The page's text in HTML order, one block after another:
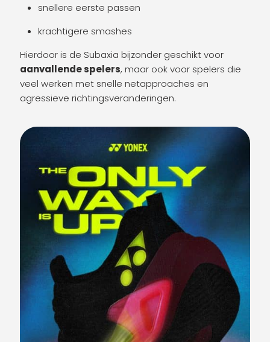
snellere eerste passen
krachtigere smashes
Hierdoor is de Subaxia bijzonder geschikt voor
aanvallende spelers, maar ook voor spelers die
veel werken met snelle netapproaches en
agressieve richtingsveranderingen.